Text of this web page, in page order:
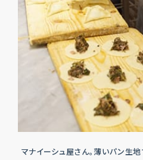
マナイーシュ屋さん。薄いパン生